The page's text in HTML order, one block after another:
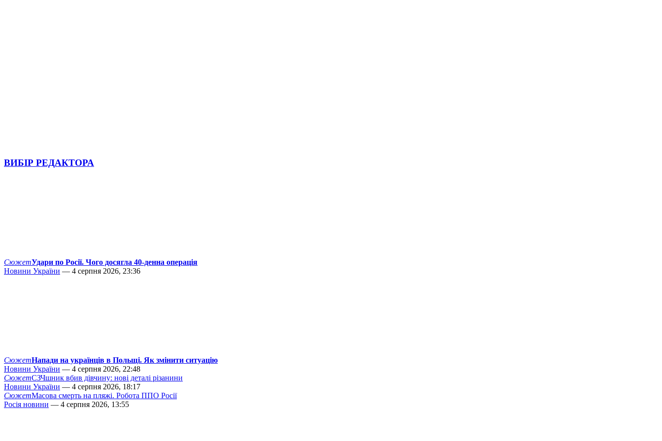
ВИБІР РЕДАКТОРА
СюжетУдари по Росії. Чого досягла 40-денна операція
Новини України — 4 серпня 2026, 23:36
СюжетНапади на українців в Польщі. Як змінити ситуацію
Новини України — 4 серпня 2026, 22:48
СюжетСЗЧшник вбив дівчину: нові деталі різанини
Новини України — 4 серпня 2026, 18:17
СюжетМасова смерть на пляжі. Робота ППО Росії
Росія новини — 4 серпня 2026, 13:55